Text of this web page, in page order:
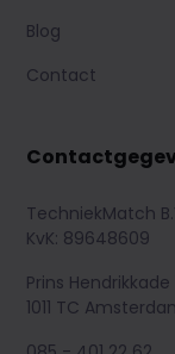
Blog
Contact
TechniekMatch
KvK: 89648609
Prins Hendrikkade
1011 TC